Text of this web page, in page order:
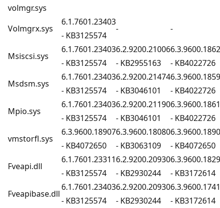
volmgr.sys
Volmgrx.sys
6.1.7601.23403
- KB3125574
- -
Msiscsi.sys
6.1.7601.23403
- KB3125574
6.2.9200.21006
- KB2955163
- KB4022726
Msdsm.sys
6.1.7601.23403
- KB3125574
6.2.9200.21474
- KB3046101
- KB4022726
Mpio.sys
6.1.7601.23403
- KB3125574
6.2.9200.21190
- KB3046101
- KB4022726
vmstorfl.sys
6.3.9600.18907
- KB4072650
6.3.9600.18080
- KB3063109
- KB4072650
Fveapi.dll
6.1.7601.23311
- KB3125574
6.2.9200.20930
- KB2930244
- KB3172614
Fveapibase.dll
6.1.7601.23403
- KB3125574
6.2.9200.20930
- KB2930244
- KB3172614